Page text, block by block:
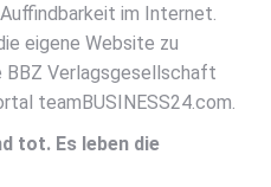
im Internet.
eigene Website zu
Verlagsgesellschaft
teamBUSINESS24.com.
tot. Es leben die